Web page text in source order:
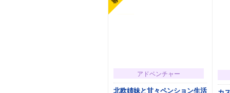
アドベンチャー
北欧姉妹と甘々ペンション生活